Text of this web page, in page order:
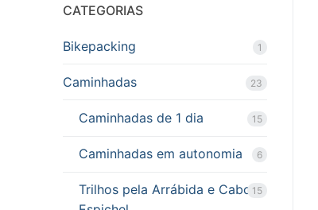
CATEGORIAS
Bikepacking 1
Caminhadas 23
Caminhadas de 1 dia 15
Caminhadas em autonomia 6
Trilhos pela Arrábida e Cabo 15